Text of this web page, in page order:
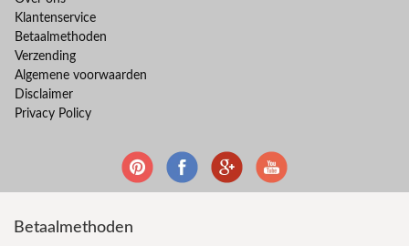
Klantenservice
Betaalmethoden
Verzending
Algemene voorwaarden
Disclaimer
Privacy Policy
Betaalmethoden